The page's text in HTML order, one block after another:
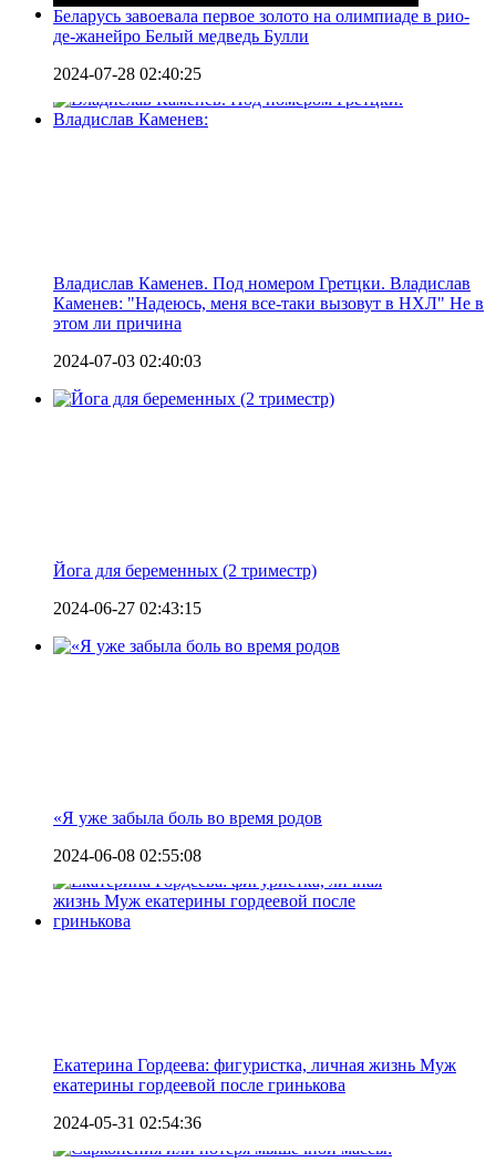
Беларусь завоевала первое золото на олимпиаде в рио-
де-жанейро Белый медведь Булли
2024-07-28 02:40:25
Владислав Каменев. Под номером Гретцки. Владислав
Каменев: "Надеюсь, меня все-таки вызовут в НХЛ" Не в
этом ли причина
2024-07-03 02:40:03
Йога для беременных (2 триместр)
2024-06-27 02:43:15
«Я уже забыла боль во время родов
2024-06-08 02:55:08
Екатерина Гордеева: фигуристка, личная жизнь Муж
екатерины гордеевой после гринькова
2024-05-31 02:54:36